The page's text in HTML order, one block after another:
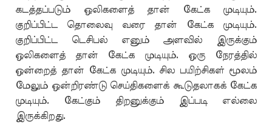
கடத்தப்படும் ஒலிகளைத் தான் கேட்க முடியும்.
குறிப்பிட்ட தொலைவு வரை தான் கேட்க முடியும்.
குறிப்பிட்ட டெசிபல் எனும் அளவில் இருக்கும்
ஒலிகளைத் தான் கேட்க முடியும். ஒரு நேரத்தில்
ஒன்றைத் தான் கேட்க முடியும். சில பயிற்சிகள் மூலம்
மேலும் ஒன்றிரண்டு செய்திகளைக் கூடுதலாகக் கேட்க
முடியும். கேட்கும் திறனுக்கும் இப்படி எல்லை
இருக்கிறது.